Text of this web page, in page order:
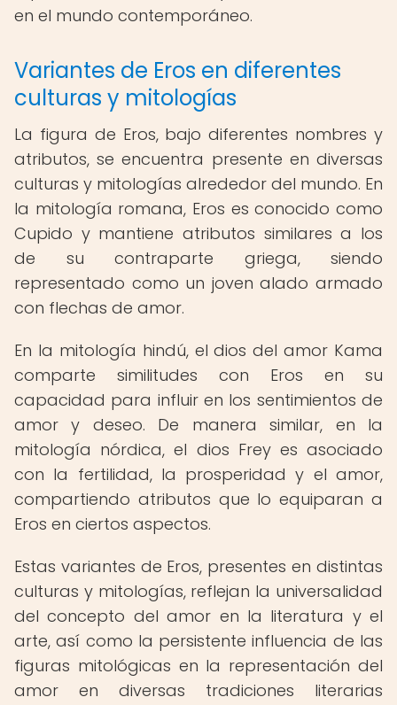
en el mundo contemporáneo.
Variantes de Eros en diferentes
culturas y mitologías
La figura de Eros, bajo diferentes nombres y
atributos, se encuentra presente en diversas
culturas y mitologías alrededor del mundo. En
la mitología romana, Eros es conocido como
Cupido y mantiene atributos similares a los
de su contraparte griega, siendo
representado como un joven alado armado
con flechas de amor.
En la mitología hindú, el dios del amor Kama
comparte similitudes con Eros en su
capacidad para influir en los sentimientos de
amor y deseo. De manera similar, en la
mitología nórdica, el dios Frey es asociado
con la fertilidad, la prosperidad y el amor,
compartiendo atributos que lo equiparan a
Eros en ciertos aspectos.
Estas variantes de Eros, presentes en distintas
culturas y mitologías, reflejan la universalidad
del concepto del amor en la literatura y el
arte, así como la persistente influencia de las
figuras mitológicas en la representación del
amor en diversas tradiciones literarias